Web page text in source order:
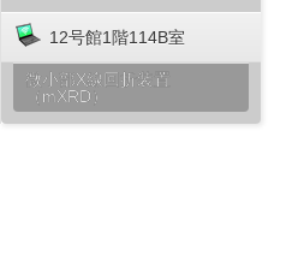
12号館1階114B室
微小部X線回折装置
（mXRD）